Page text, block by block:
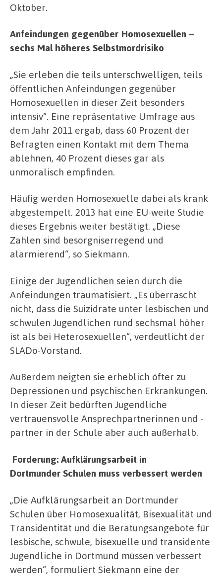
Oktober.
Anfeindungen gegenüber Homosexuellen –
sechs Mal höheres Selbstmordrisiko
„Sie erleben die teils unterschwelligen, teils
öffentlichen Anfeindungen gegenüber
Homosexuellen in dieser Zeit besonders
intensiv“. Eine repräsentative Umfrage aus
dem Jahr 2011 ergab, dass 60 Prozent der
Befragten einen Kontakt mit dem Thema
ablehnen, 40 Prozent dieses gar als
unmoralisch empfinden.
Häufig werden Homosexuelle dabei als krank
abgestempelt. 2013 hat eine EU-weite Studie
dieses Ergebnis weiter bestätigt. „Diese
Zahlen sind besorgniserregend und
alarmierend“, so Siekmann.
Einige der Jugendlichen seien durch die
Anfeindungen traumatisiert. „Es überrascht
nicht, dass die Suizidrate unter lesbischen und
schwulen Jugendlichen rund sechsmal höher
ist als bei Heterosexuellen“, verdeutlicht der
SLADo-Vorstand.
Außerdem neigten sie erheblich öfter zu
Depressionen und psychischen Erkrankungen.
In dieser Zeit bedürften Jugendliche
vertrauensvolle Ansprechpartnerinnen und -
partner in der Schule aber auch außerhalb.
Forderung: Aufklärungsarbeit in
Dortmunder Schulen muss verbessert werden
„Die Aufklärungsarbeit an Dortmunder
Schulen über Homosexualität, Bisexualität und
Transidentität und die Beratungsangebote für
lesbische, schwule, bisexuelle und transidente
Jugendliche in Dortmund müssen verbessert
werden“, formuliert Siekmann eine der